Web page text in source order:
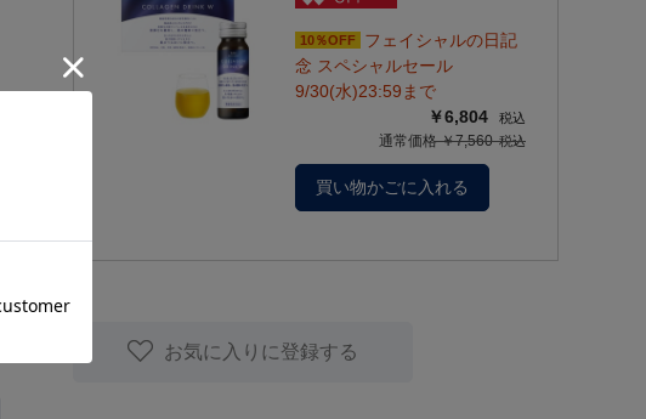
10％OFF
フェイシャルの日記
念 スペシャルセール
9/30(水)23:59まで
￥6,804
通常価格 ￥7,560
買い物かごに入れる
お気に入りに登録する